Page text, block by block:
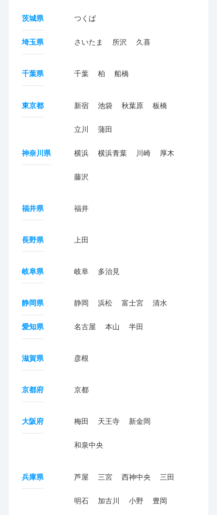
茨城県 つくば
埼玉県 さいたま 所沢 久喜
千葉県 千葉 柏 船橋
東京都 新宿 池袋 秋葉原 板橋
立川 蒲田
神奈川県 横浜 横浜青葉 川崎 厚木
藤沢
福井県 福井
長野県 上田
岐阜県 岐阜 多治見
静岡県 静岡 浜松 富士宮 清水
愛知県 名古屋 本山 半田
滋賀県 彦根
京都府 京都
大阪府 梅田 天王寺 新金岡
和泉中央
兵庫県 芦屋 三宮 西神中央 三田
明石 加古川 小野 豊岡